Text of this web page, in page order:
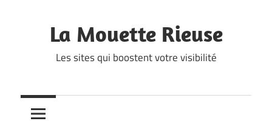
contentLa Mouette Rieuse
Les sites qui boostent votre visibilité